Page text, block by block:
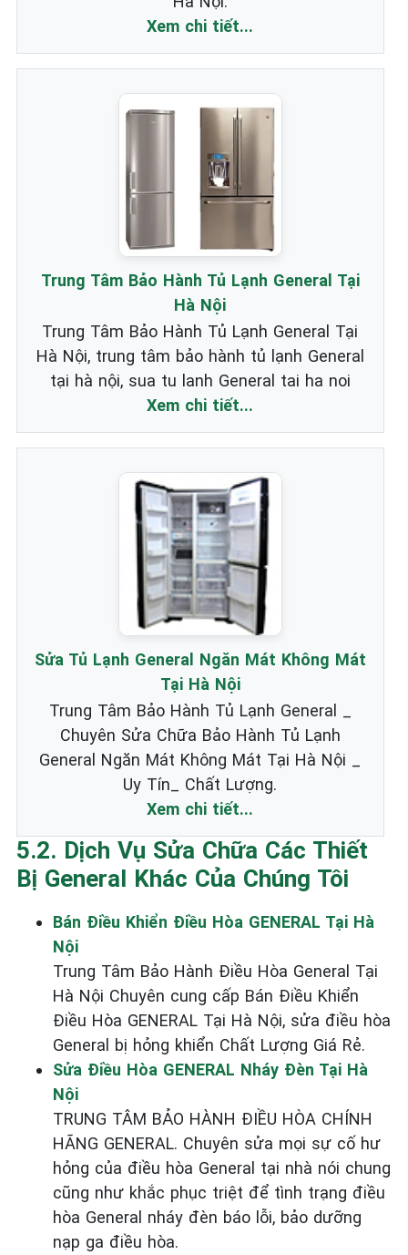
Xem chi tiết...
Trung Tâm Bảo Hành Tủ Lạnh General Tại
Hà Nội
Trung Tâm Bảo Hành Tủ Lạnh General Tại
Hà Nội, trung tâm bảo hành tủ lạnh General
tại hà nội, sua tu lanh General tai ha noi
Xem chi tiết...
Sửa Tủ Lạnh General Ngăn Mát Không Mát
Tại Hà Nội
Trung Tâm Bảo Hành Tủ Lạnh General _
Chuyên Sửa Chữa Bảo Hành Tủ Lạnh
General Ngăn Mát Không Mát Tại Hà Nội _
Uy Tín_ Chất Lượng.
Xem chi tiết...
5.2. Dịch Vụ Sửa Chữa Các Thiết
Bị General Khác Của Chúng Tôi
Bán Điều Khiển Điều Hòa GENERAL Tại Hà
Nội
Trung Tâm Bảo Hành Điều Hòa General Tại
Hà Nội Chuyên cung cấp Bán Điều Khiển
Điều Hòa GENERAL Tại Hà Nội, sửa điều hòa
General bị hỏng khiển Chất Lượng Giá Rẻ.
Sửa Điều Hòa GENERAL Nháy Đèn Tại Hà
Nội
TRUNG TÂM BẢO HÀNH ĐIỀU HÒA CHÍNH
HÃNG GENERAL. Chuyên sửa mọi sự cố hư
hỏng của điều hòa General tại nhà nói chung
cũng như khắc phục triệt để tình trạng điều
hòa General nháy đèn báo lỗi, bảo dưỡng
nạp ga điều hòa.